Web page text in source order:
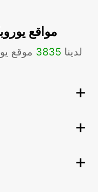
مواقع
لدينا 3835 موقع